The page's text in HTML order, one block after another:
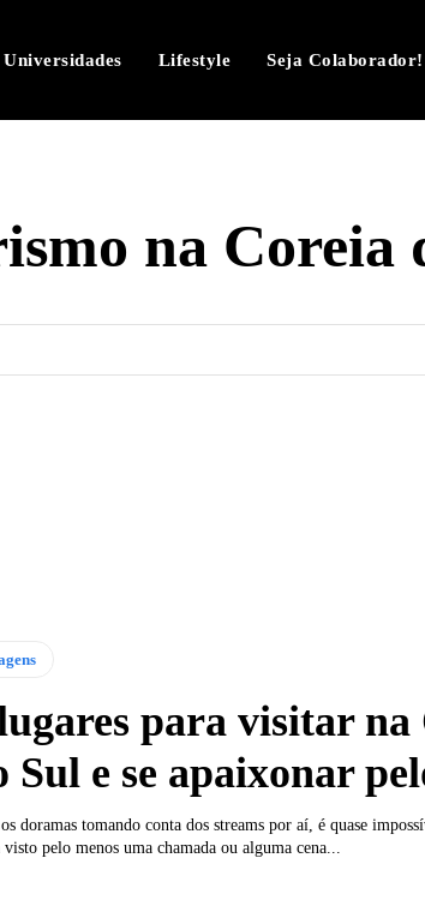
Universidades Lifestyle Seja Colaborador!
na Coreia
para visitar na
Sul e se apaixonar
doramas tomando conta dos streams por aí, é quase
visto pelo menos uma chamada ou alguma cena...